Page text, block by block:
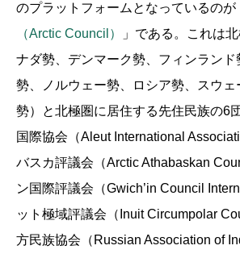
のプラットフォームとなっているのが
（Arctic Council）
」である。これは
ナダ勢、デンマーク勢、フィンランド
勢、ノルウェー勢、ロシア勢、スウェ
勢）と北極圏に居住する先住民族の6
国際協会（Aleut International
バスカ評議会（Arctic Athabaskan
ン国際評議会（Gwich’in Council
ット極域評議会（Inuit Circumpolar
方民族協会（Russian Association of